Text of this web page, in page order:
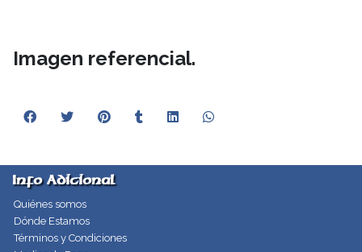
Imagen referencial.
Info Adicional
Quiénes somos
Dónde Estamos
Términos y Condiciones